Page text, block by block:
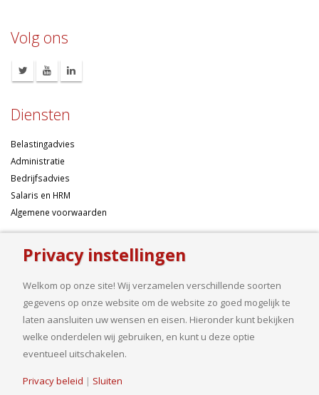
Volg ons
Diensten
Belastingadvies
Administratie
Bedrijfsadvies
Salaris en HRM
Algemene voorwaarden
Over ons
Ondernemen betekent risico’s nemen, maar dan liefst wel zo
samengesteld mogelijk. Of u nu een onderneming wilt starten met een
goed financieel plan, uw bedrijf wilt uitbreiden op basis van gedegen
cijfers, uw jaarcijfers samengesteld wilt hebben of een helder advies
nodig heeft, bij ons bent u aan het goede adres.
Privacy instellingen
Welkom op onze site! Wij verzamelen verschillende soorten
gegevens op onze website om de website zo goed mogelijk te
laten aansluiten uw wensen en eisen. Hieronder kunt bekijken
welke onderdelen wij gebruiken, en kunt u deze optie
eventueel uitschakelen.
Privacy beleid | Sluiten